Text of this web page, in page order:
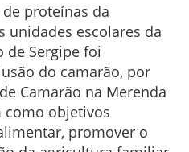
proteínas da
unidades escolares da
de Sergipe foi
do camarão, por
Camarão na Merenda
como objetivos
promover o